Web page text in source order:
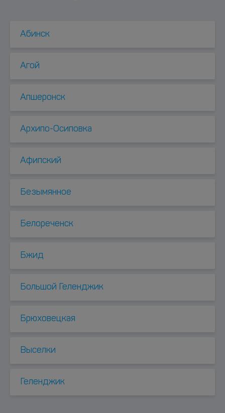
Абинск
Агой
Апшеронск
Архипо-Осиповка
Афипский
Безымянное
Белореченск
Бжид
Большой Геленджик
Брюховецкая
Выселки
Геленджик